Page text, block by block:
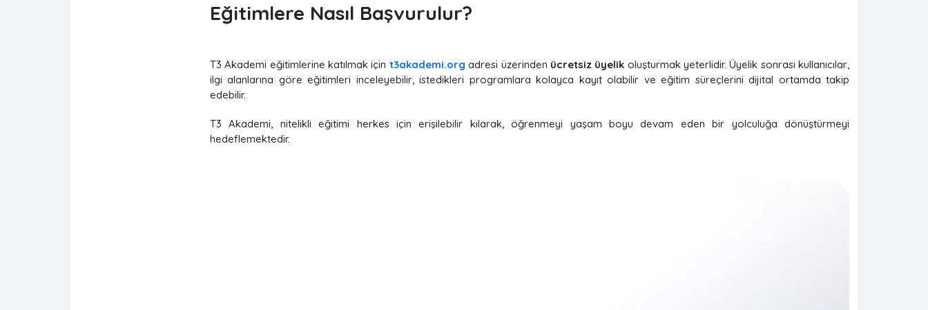
Eğitimlere Nasıl Başvurulur?
T3 Akademi eğitimlerine katılmak için t3akademi.org adresi üzerinden ücretsiz üyelik oluşturmak yeterlidir. Üyelik sonrası kullanıcılar,
ilgi alanlarına göre eğitimleri inceleyebilir, istedikleri programlara kolayca kayıt olabilir ve eğitim süreçlerini dijital ortamda takip
edebilir.
T3 Akademi, nitelikli eğitimi herkes için erişilebilir kılarak, öğrenmeyi yaşam boyu devam eden bir yolculuğa dönüştürmeyi
hedeflemektedir.